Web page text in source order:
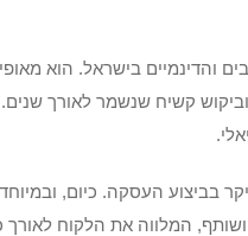
והדינמיים בישראל. הוא
וביקוש קשיח שנשמר לאורך
בביצוע העסקה. כיום,
ושותף, המלווה את הלקוח